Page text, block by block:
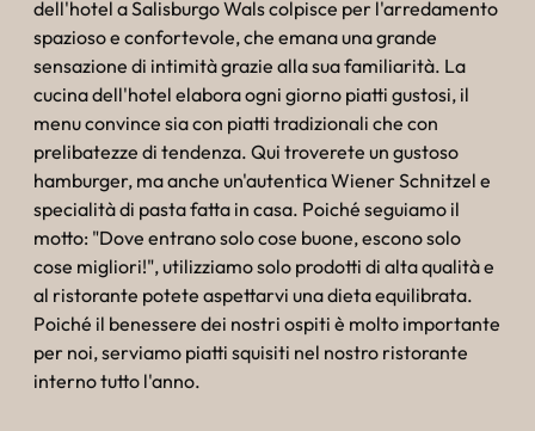
dell'hotel a Salisburgo Wals colpisce per l'arredamento
spazioso e confortevole, che emana una grande
sensazione di intimità grazie alla sua familiarità. La
cucina dell'hotel elabora ogni giorno piatti gustosi, il
menu convince sia con piatti tradizionali che con
prelibatezze di tendenza. Qui troverete un gustoso
hamburger, ma anche un'autentica Wiener Schnitzel e
specialità di pasta fatta in casa. Poiché seguiamo il
motto: "Dove entrano solo cose buone, escono solo
cose migliori!", utilizziamo solo prodotti di alta qualità e
al ristorante potete aspettarvi una dieta equilibrata.
Poiché il benessere dei nostri ospiti è molto importante
per noi, serviamo piatti squisiti nel nostro ristorante
interno tutto l'anno.